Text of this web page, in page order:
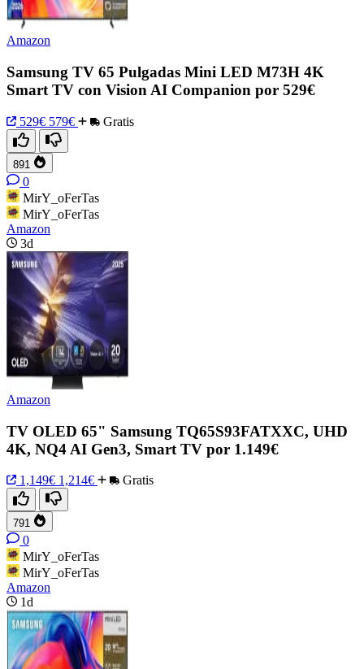
Amazon
Samsung TV 65 Pulgadas Mini LED M73H 4K
Smart TV con Vision AI Companion por 529€
529€ 579€ Gratis
891
0
MirY_oFerTas
MirY_oFerTas
Amazon
3d
Amazon
TV OLED 65" Samsung TQ65S93FATXXC, UHD
4K, NQ4 AI Gen3, Smart TV por 1.149€
1,149€ 1,214€ Gratis
791
0
MirY_oFerTas
MirY_oFerTas
Amazon
1d